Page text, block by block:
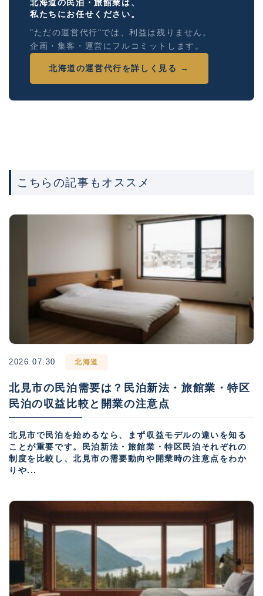
北海道の民泊・旅館業は、
私たちにお任せください。
"ただの運営代行"では、利益は残りません。
企画・集客・運営にフルコミットします。
北海道の運営代行を詳しく見る →
こちらの記事もオススメ
2026.07.30 北海道
北見市の民泊需要は？民泊新法・旅館業・特区
民泊の収益比較と開業の注意点
北見市で民泊を始めるなら、まず収益モデルの違いを知る
ことが重要です。民泊新法・旅館業・特区民泊それぞれの
制度を比較し、北見市の需要動向や開業時の注意点をわか
りや...